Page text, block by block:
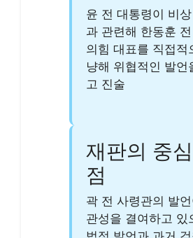
윤 전 대통령이 비
과 관련해 한동훈
의힘 대표를 직접적
냥해 위협적인 발언
고 진술
재판의 중
점
곽 전 사령관의 발
관성을 결여하고 있